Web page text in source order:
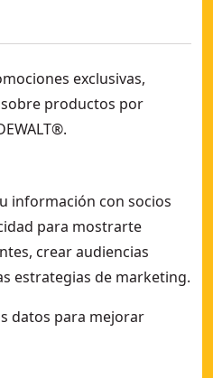
exclusivas,
productos por
información con socios
para mostrarte
crear audiencias
estrategias de marketing.
datos para mejorar